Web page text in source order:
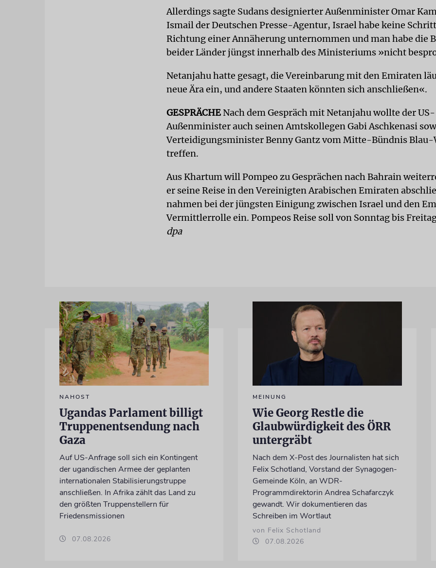
Allerdings sagte Sudans designierter Außenminister Omar
Ismail der Deutschen Presse-Agentur, Israel habe keine
Richtung einer Annäherung unternommen und man habe die
beider Länder jüngst innerhalb des Ministeriums »nicht
Netanjahu hatte gesagt, die Vereinbarung mit den Emiraten
neue Ära ein, und andere Staaten könnten sich anschließen«.
GESPRÄCHE Nach dem Gespräch mit Netanjahu wollte der US-
Außenminister auch seinen Amtskollegen Gabi Aschkenasi
Verteidigungsminister Benny Gantz vom Mitte-Bündnis Blau-
treffen.
Aus Khartum will Pompeo zu Gesprächen nach Bahrain
er seine Reise in den Vereinigten Arabischen Emiraten
nahmen bei der jüngsten Einigung zwischen Israel und den
Vermittlerrolle ein. Pompeos Reise soll von Sonntag bis
dpa
NAHOST
Ugandas Parlament billigt
Truppenentsendung nach
Gaza
Auf US-Anfrage soll sich ein Kontingent
der ugandischen Armee der geplanten
internationalen Stabilisierungstruppe
anschließen. In Afrika zählt das Land zu
den größten Truppenstellern für
Friedensmissionen
07.08.2026
MEINUNG
Wie Georg Restle die
Glaubwürdigkeit des ÖRR
untergräbt
Nach dem X-Post des Journalisten hat sich
Felix Schotland, Vorstand der Synagogen-
Gemeinde Köln, an WDR-
Programmdirektorin Andrea Schafarczyk
gewandt. Wir dokumentieren das
Schreiben im Wortlaut
von Felix Schotland
07.08.2026